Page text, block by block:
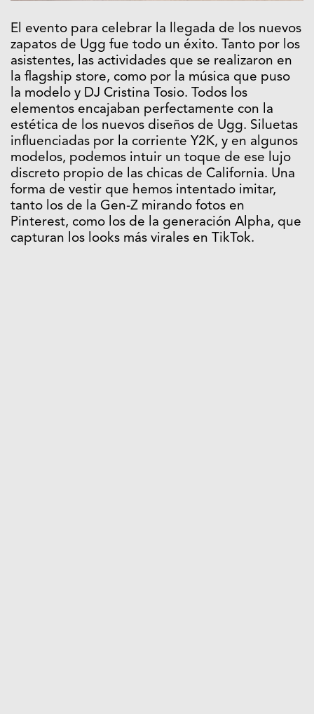
El evento para celebrar la llegada de los nuevos
zapatos de Ugg fue todo un éxito. Tanto por los
asistentes, las actividades que se realizaron en
la flagship store, como por la música que puso
la modelo y DJ Cristina Tosio. Todos los
elementos encajaban perfectamente con la
estética de los nuevos diseños de Ugg. Siluetas
influenciadas por la corriente Y2K, y en algunos
modelos, podemos intuir un toque de ese lujo
discreto propio de las chicas de California. Una
forma de vestir que hemos intentado imitar,
tanto los de la Gen-Z mirando fotos en
Pinterest, como los de la generación Alpha, que
capturan los looks más virales en TikTok.